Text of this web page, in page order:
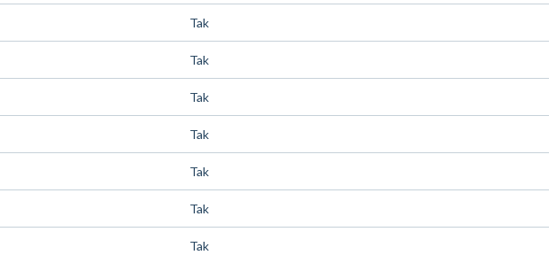
Tak
Tak
Tak
Tak
Tak
Tak
Tak